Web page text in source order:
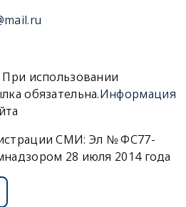
использовании
обязательна.Информация
СМИ: Эл № ФС77-
28 июля 2014 года